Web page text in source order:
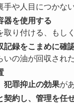
や人目につかない
器を使用する
り付ける、もし
記録をこまめに確
の油が回収され
犯罪抑止の効果が
契約し、管理を任